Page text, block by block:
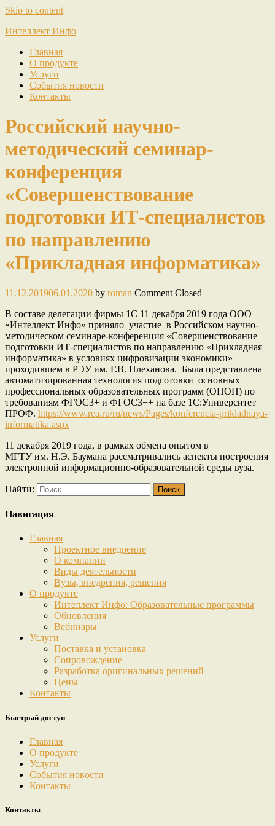
Skip to content
Интеллект Инфо
Главная
О продукте
Услуги
События новости
Контакты
Российский научно-
методический семинар-
конференция
«Совершенствование
подготовки ИТ-специалистов
по направлению
«Прикладная информатика»
11.12.201906.01.2020 by roman Comment Closed
В составе делегации фирмы 1С 11 декабря 2019 года ООО
«Интеллект Инфо» приняло участие в Российском научно-
методическом семинаре-конференция «Совершенствование
подготовки ИТ-специалистов по направлению «Прикладная
информатика» в условиях цифровизации экономики»
проходившем в РЭУ им. Г.В. Плеханова. Была представлена
автоматизированная технология подготовки основных
профессиональных образовательных программ (ОПОП) по
требованиям ФГОС3+ и ФГОС3++ на базе 1С:Университет
ПРОФ. https://www.rea.ru/ru/news/Pages/konferencia-prikladnaya-
informatika.aspx
11 декабря 2019 года, в рамках обмена опытом в
МГТУ им. Н.Э. Баумана рассматривались аспекты построения
электронной информационно-образовательной среды вуза.
Найти:
Навигация
Главная
Проектное внедрение
О компании
Виды деятельности
Вузы, внедрения, решения
О продукте
Интеллект Инфо: Образовательные программы
Обновления
Вебинары
Услуги
Поставка и установка
Сопровождение
Разработка оригинальных решений
Цены
Контакты
Быстрый доступ
Главная
О продукте
Услуги
События новости
Контакты
Контакты